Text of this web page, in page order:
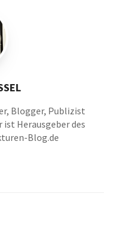
Blogger, Publizist
Herausgeber des
Blog.de